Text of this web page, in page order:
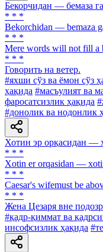
Бекорчидан — бемаза
* * *
Bekorchidan — bemaza
* * *
Mere words will not fill a
* * *
Говорить на ветер.
#яхши сўз ва ёмон сўз
ҳақида #масъулият ва
фаросатсизлик ҳақида
#донолик ва нодонлик
Хотин эр орқасидан —
* * *
Xotin er orqasidan —
* * *
Caesar's wifemust be
* * *
Жена Цезаря вне
#қадр-қиммат ва
инсофсизлик ҳақида